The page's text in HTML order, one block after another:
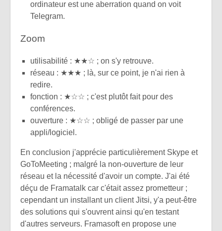
ordinateur est une aberration quand on voit
Telegram.
Zoom
utilisabilité : ★★☆ ; on s'y retrouve.
réseau : ★★★ ; là, sur ce point, je n'ai rien à
redire.
fonction : ★☆☆ ; c'est plutôt fait pour des
conférences.
ouverture : ★☆☆ ; obligé de passer par une
appli/logiciel.
En conclusion j'apprécie particulièrement Skype et
GoToMeeting ; malgré la non-ouverture de leur
réseau et la nécessité d'avoir un compte. J'ai été
déçu de Framatalk car c'était assez prometteur ;
cependant un installant un client Jitsi, y'a peut-être
des solutions qui s'ouvrent ainsi qu'en testant
d'autres serveurs. Framasoft en propose une